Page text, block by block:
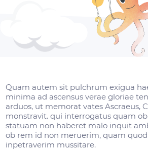
Quam autem sit pulchrum exigua
minima ad ascensus verae gloriae
arduos, ut memorat vates Ascraeus,
monstravit. qui interrogatus quam
statuam non haberet malo inquit
ob rem id non meruerim, quam
inpetraverim mussitare.